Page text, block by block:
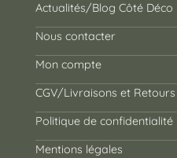
Actualités/Blog Côté Déco
Nous contacter
Mon compte
CGV/Livraisons et Retours
Politique de confidentialité
Mentions légales